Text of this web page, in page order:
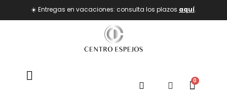
☀️ Entregas en vacaciones: consulta los plazos aquí.